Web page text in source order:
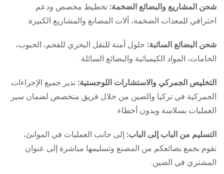
شحن المشاريع والبضائع الضخمة: تخطيط مخصص ودعم
احترافي للمعدات الضخمة، آلات المصانع والمشاريع الكبيرة.
شحن البضائع السائبة: حلول آمنة للنقل البحري للفحم، الحبوب،
الخامات، المواد الكيميائية والبضائع السائلة.
التخليص الجمركي والاستشارات اللوجستية: ندير جميع الإجراءات
الجمركية في تركيا والصين من خلال فريق متخصص لضمان سير
العمليات بسلاسة وبدون أخطاء.
التسليم من الباب إلى الباب: إلى جانب العمليات في الموانئ،
نقوم بجمع بضائعكم من المصنع وتسليمها مباشرة إلى عنوان
المشتري في الصين.